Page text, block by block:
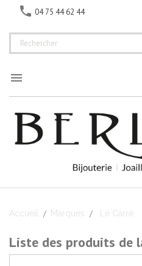
 04 75 44 62 44

Accueil Marques Le Carré
Liste des produits de